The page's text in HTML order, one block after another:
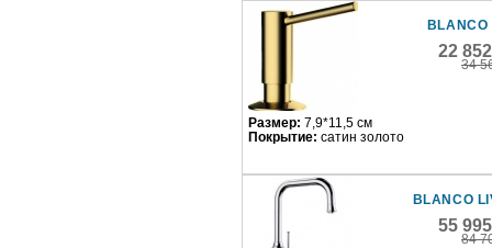
BLANCO
22
34
Размер: 7,9*11,5 см
Покрытие: сатин золото
BLANCO
55
84